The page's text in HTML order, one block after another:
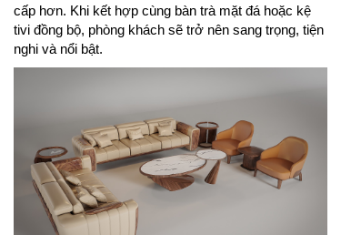
cấp hơn. Khi kết hợp cùng bàn trà mặt đá hoặc kệ
tivi đồng bộ, phòng khách sẽ trở nên sang trọng, tiện
nghi và nổi bật.